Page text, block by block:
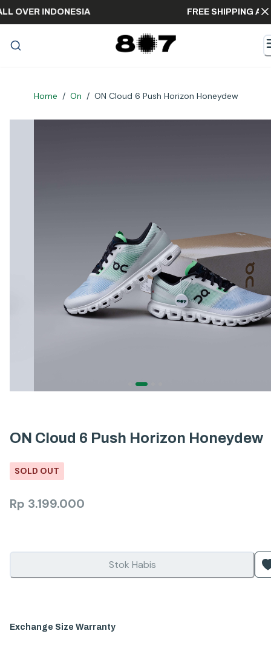
ALL OVER INDONESIA FREE
Home / On / ON Cloud 6 Push Horizon Honeydew
ON Cloud 6 Push Horizon Honeydew
SOLD OUT
Rp 3.199.000
Stok Habis
Exchange Size Warranty